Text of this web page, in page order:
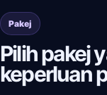
Pakej
Pilih pakej
keperluan